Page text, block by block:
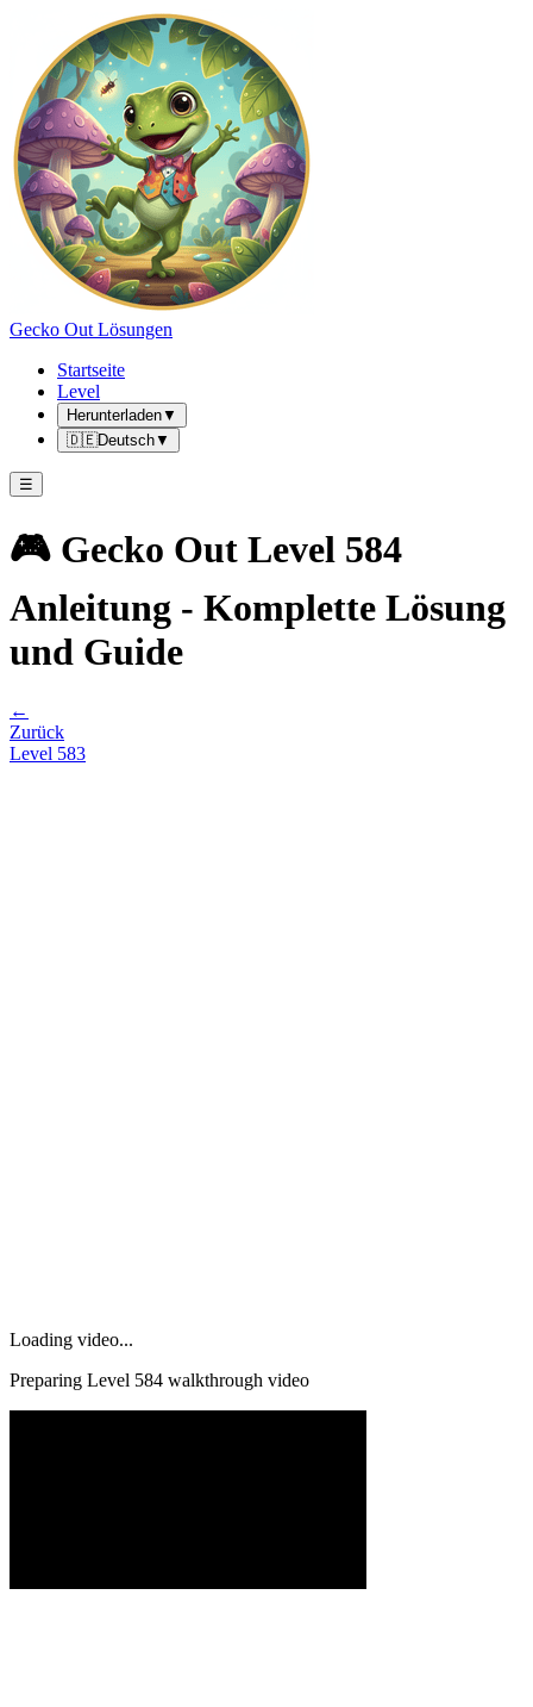
Gecko Out Lösungen
Startseite
Level
Herunterladen▼
🇩🇪Deutsch▼
☰
🎮 Gecko Out Level 584
Anleitung - Komplette Lösung
und Guide
←
Zurück
Level 583
Loading video...
Preparing Level 584 walkthrough video